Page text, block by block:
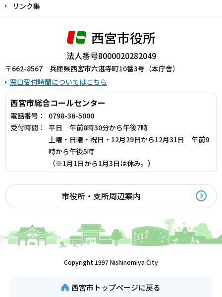
リンク集
西宮市役所
法人番号8000020282049
〒662-8567 兵庫県西宮市六湛寺町10番3号（本庁舎）
窓口受付時間についてはこちら
西宮市総合コールセンター
電話番号：
0798-36-5000
受付時間：
平日 午前8時30分から午後7時
土曜・日曜・祝日・12月29日から12月31日 午前9
時から午後5時
（※1月1日から1月3日は休み。）
市役所・支所周辺案内
Copyright 1997 Nishinomiya City
西宮市トップページに戻る